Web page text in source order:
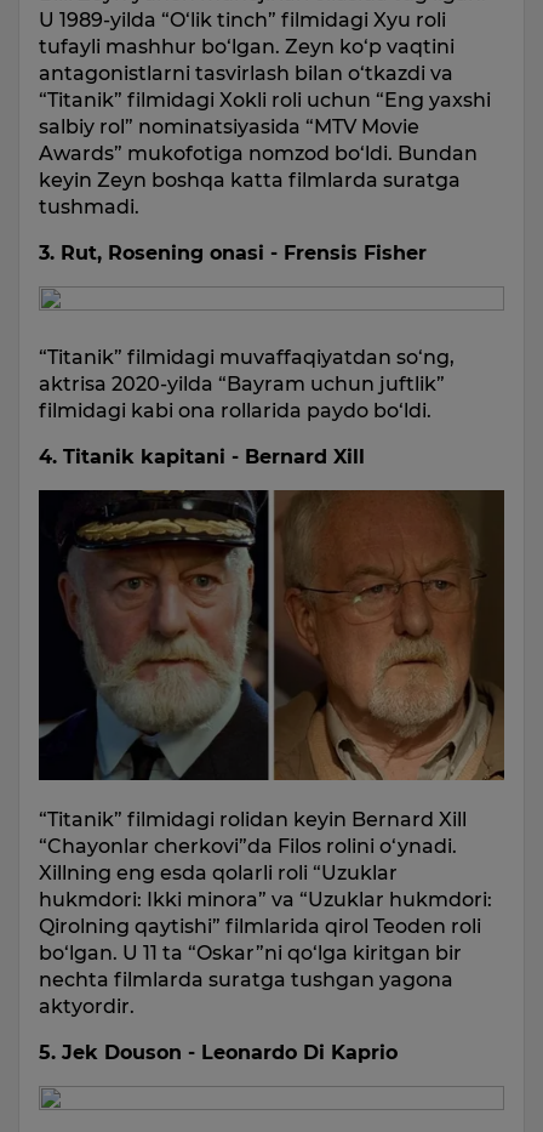
U 1989-yilda “O‘lik tinch” filmidagi Xyu roli
tufayli mashhur bo‘lgan. Zeyn ko‘p vaqtini
antagonistlarni tasvirlash bilan o‘tkazdi va
“Titanik” filmidagi Xokli roli uchun “Eng yaxshi
salbiy rol” nominatsiyasida “MTV Movie
Awards” mukofotiga nomzod bo‘ldi. Bundan
keyin Zeyn boshqa katta filmlarda suratga
tushmadi.
3. Rut, Rosening onasi - Frensis Fisher
“Titanik” filmidagi muvaffaqiyatdan so‘ng,
aktrisa 2020-yilda “Bayram uchun juftlik”
filmidagi kabi ona rollarida paydo bo‘ldi.
4. Titanik kapitani - Bernard Xill
“Titanik” filmidagi rolidan keyin Bernard Xill
“Chayonlar cherkovi”da Filos rolini o‘ynadi.
Xillning eng esda qolarli roli “Uzuklar
hukmdori: Ikki minora” va “Uzuklar hukmdori:
Qirolning qaytishi” filmlarida qirol Teoden roli
bo‘lgan. U 11 ta “Oskar”ni qo‘lga kiritgan bir
nechta filmlarda suratga tushgan yagona
aktyordir.
5. Jek Douson - Leonardo Di Kaprio